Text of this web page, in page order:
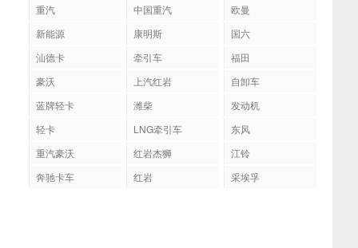
重汽 中国重汽
欧曼
新能源
康明斯
国六
汕德卡
牵引车
福田
豪沃
上汽红岩
自卸车
蓝牌轻卡
潍柴
发动机
轻卡
LNG牵引车
东风
重汽豪沃
红岩杰狮
江铃
奔驰卡车
红岩 采埃孚